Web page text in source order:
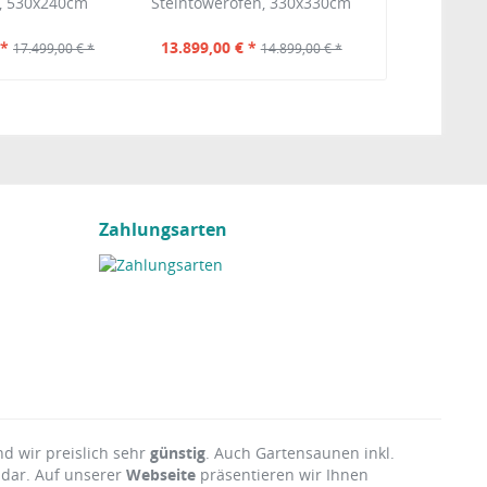
17.499,00 € * 13.899,00 € * 14.899,00 € *
Zahlungsarten
wir preislich sehr günstig. Auch Gartensaunen inkl.
Auf unserer Webseitepräsentieren wir Ihnen